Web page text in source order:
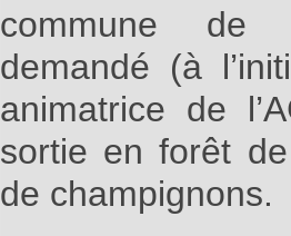
commune de
demandé (à
animatrice de
sortie en forêt
de champignons.